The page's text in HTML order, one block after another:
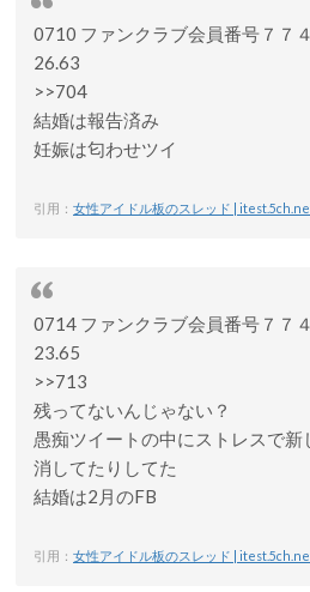
0710 ファンクラブ会員番号７７
26.63
>>704
結婚は報告済み
妊娠は匂わせツイ
引用： 女性アイドル板のスレッド |
0714 ファンクラブ会員番号７７
23.65
>>713
残ってないんじゃない？
愚痴ツイートの中にストレスで新
消してたりしてた
結婚は2月のFB
引用： 女性アイドル板のスレッド |